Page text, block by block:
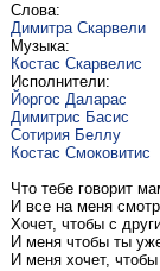
Слова:
Димитра Скарвели
Музыка:
Костас Скарвелис
Исполнители:
Йоргос Даларас
Димитрис Басис
Сотирия Беллу
Костас Смоковитис
Что тебе говорит
И все на меня
Хочет, чтобы с
И меня чтобы ты
И меня хочет,